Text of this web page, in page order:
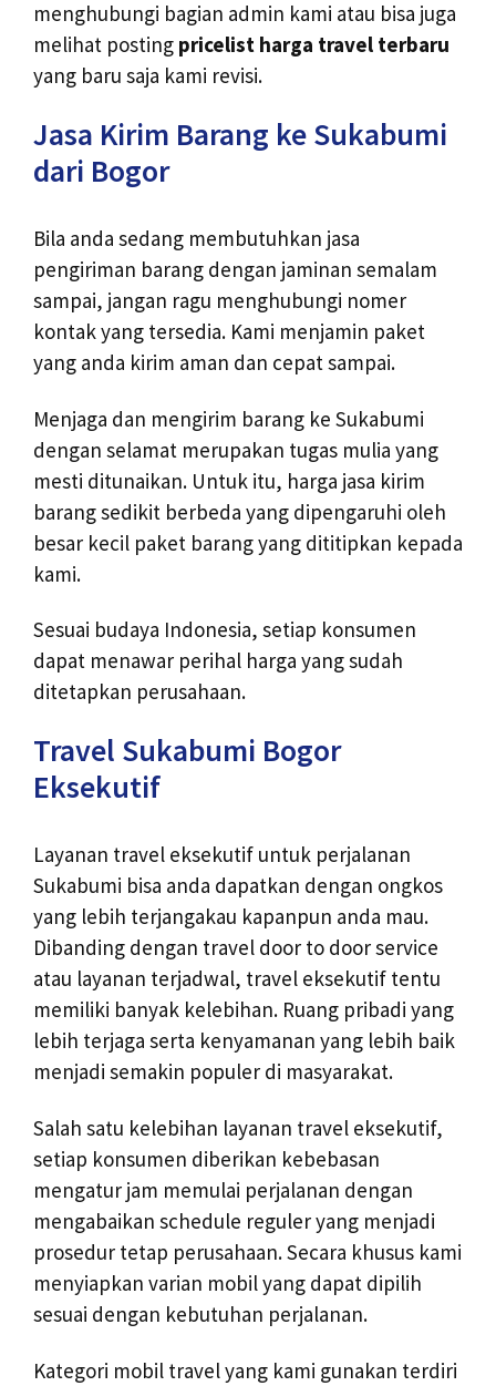
menghubungi bagian admin kami atau bisa juga
melihat posting pricelist harga travel terbaru
yang baru saja kami revisi.
Jasa Kirim Barang ke Sukabumi
dari Bogor
Bila anda sedang membutuhkan jasa
pengiriman barang dengan jaminan semalam
sampai, jangan ragu menghubungi nomer
kontak yang tersedia. Kami menjamin paket
yang anda kirim aman dan cepat sampai.
Menjaga dan mengirim barang ke Sukabumi
dengan selamat merupakan tugas mulia yang
mesti ditunaikan. Untuk itu, harga jasa kirim
barang sedikit berbeda yang dipengaruhi oleh
besar kecil paket barang yang dititipkan kepada
kami.
Sesuai budaya Indonesia, setiap konsumen
dapat menawar perihal harga yang sudah
ditetapkan perusahaan.
Travel Sukabumi Bogor
Eksekutif
Layanan travel eksekutif untuk perjalanan
Sukabumi bisa anda dapatkan dengan ongkos
yang lebih terjangakau kapanpun anda mau.
Dibanding dengan travel door to door service
atau layanan terjadwal, travel eksekutif tentu
memiliki banyak kelebihan. Ruang pribadi yang
lebih terjaga serta kenyamanan yang lebih baik
menjadi semakin populer di masyarakat.
Salah satu kelebihan layanan travel eksekutif,
setiap konsumen diberikan kebebasan
mengatur jam memulai perjalanan dengan
mengabaikan schedule reguler yang menjadi
prosedur tetap perusahaan. Secara khusus kami
menyiapkan varian mobil yang dapat dipilih
sesuai dengan kebutuhan perjalanan.
Kategori mobil travel yang kami gunakan terdiri